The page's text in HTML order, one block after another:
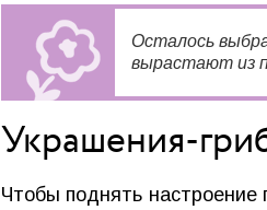
Осталось
вырастают из
Украшения-
Чтобы поднять настроение